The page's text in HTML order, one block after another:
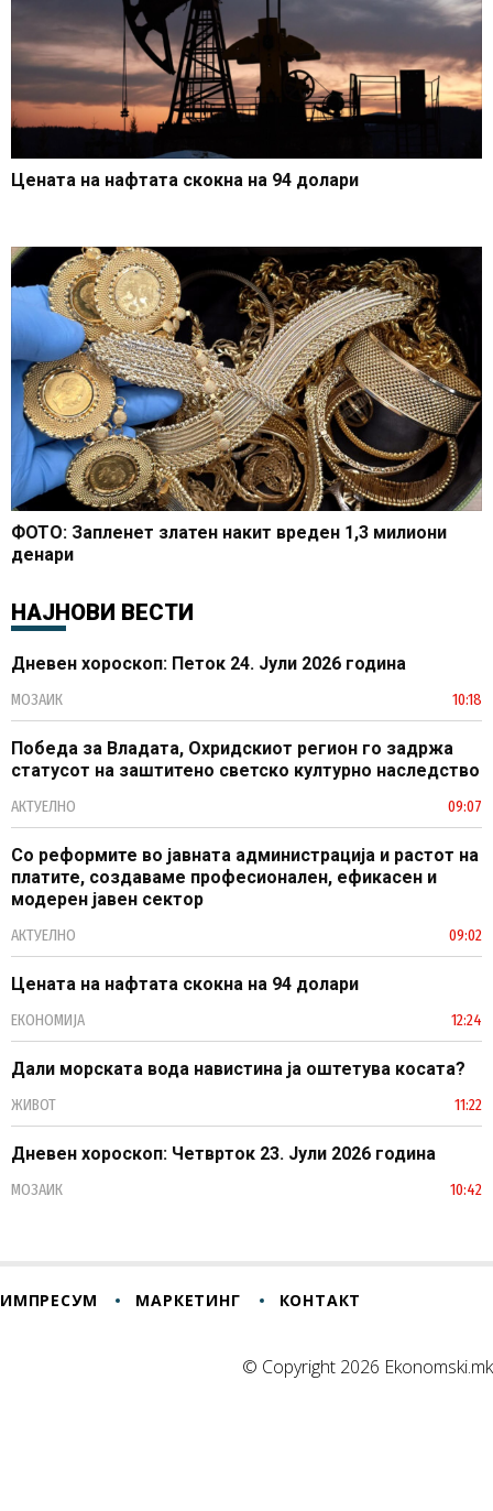
Цената на нафтата скокна на 94 долари
ФОТО: Запленет златен накит вреден 1,3 милиони
денари
НАЈНОВИ ВЕСТИ
Дневен хороскоп: Петок 24. Јули 2026 година
МОЗАИК 10:18
Победа за Владата, Охридскиот регион го задржа
статусот на заштитено светско културно наследство
АКТУЕЛНО 09:07
Со реформите во јавната администрација и растот на
платите, создаваме професионален, ефикасен и
модерен јавен сектор
АКТУЕЛНО 09:02
Цената на нафтата скокна на 94 долари
ЕКОНОМИЈА 12:24
Дали морската вода навистина ја оштетува косата?
ЖИВОТ 11:22
Дневен хороскоп: Четврток 23. Јули 2026 година
МОЗАИК 10:42
ИМПРЕСУМ МАРКЕТИНГ КОНТАКТ
© Copyright 2026 Ekonomski.mk